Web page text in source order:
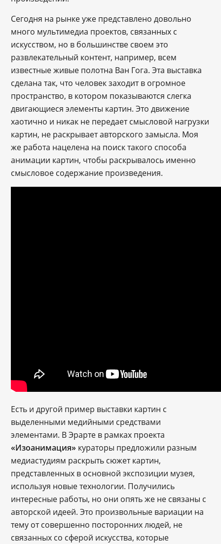
Сегодня на рынке уже представлено довольно
много мультимедиа проектов, связанных с
искусством, но в большинстве своем это
развлекательный контент, например, всем
известные живые полотна Ван Гога. Эта выставка
сделана так, что человек заходит в огромное
пространство, в котором показываются слегка
двигающиеся элементы картин. Это движение
хаотично и никак не передает смысловой нагрузки
картин, не раскрывает авторского замысла. Моя
же работа нацелена на поиск такого способа
анимации картин, чтобы раскрывалось именно
смысловое содержание произведения.
Есть и другой пример выставки картин с
выделенными медийными средствами
элементами. В Эрарте в рамках проекта
«Изоанимация» кураторы предложили разным
медиастудиям раскрыть сюжет картин,
представленных в основной экспозиции музея,
используя новые технологии. Получились
интересные работы, но они опять же не связаны с
авторской идеей. Это произвольные вариации на
тему от совершенно посторонних людей, не
связанных со сферой искусства, которые